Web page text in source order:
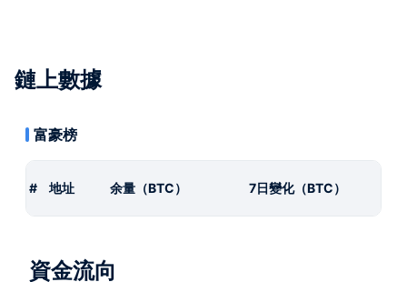
鏈上數據
富豪榜
# 地址 余量（BTC） 7日變化（BTC）
資金流向